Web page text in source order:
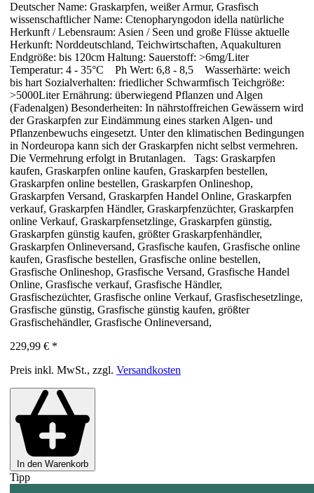
Deutscher Name: Graskarpfen, weißer Armur, Grasfisch
wissenschaftlicher Name: Ctenopharyngodon idella natürliche
Herkunft / Lebensraum: Asien / Seen und große Flüsse aktuelle
Herkunft: Norddeutschland, Teichwirtschaften, Aquakulturen
Endgröße: bis 120cm Haltung: Sauerstoff: >6mg/Liter
Temperatur: 4 - 35°C Ph Wert: 6,8 - 8,5 Wasserhärte: weich
bis hart Sozialverhalten: friedlicher Schwarmfisch Teichgröße:
>5000Liter Ernährung: überwiegend Pflanzen und Algen
(Fadenalgen) Besonderheiten: In nährstoffreichen Gewässern wird
der Graskarpfen zur Eindämmung eines starken Algen- und
Pflanzenbewuchs eingesetzt. Unter den klimatischen Bedingungen
in Nordeuropa kann sich der Graskarpfen nicht selbst vermehren.
Die Vermehrung erfolgt in Brutanlagen. Tags: Graskarpfen
kaufen, Graskarpfen online kaufen, Graskarpfen bestellen,
Graskarpfen online bestellen, Graskarpfen Onlineshop,
Graskarpfen Versand, Graskarpfen Handel Online, Graskarpfen
verkauf, Graskarpfen Händler, Graskarpfenzüchter, Graskarpfen
online Verkauf, Graskarpfensetzlinge, Graskarpfen günstig,
Graskarpfen günstig kaufen, größter Graskarpfenhändler,
Graskarpfen Onlineversand, Grasfische kaufen, Grasfische online
kaufen, Grasfische bestellen, Grasfische online bestellen,
Grasfische Onlineshop, Grasfische Versand, Grasfische Handel
Online, Grasfische verkauf, Grasfische Händler,
Grasfischezüchter, Grasfische online Verkauf, Grasfischesetzlinge,
Grasfische günstig, Grasfische günstig kaufen, größter
Grasfischehändler, Grasfische Onlineversand,
229,99 € *
Preis inkl. MwSt., zzgl. Versandkosten
In den Warenkorb
Tipp